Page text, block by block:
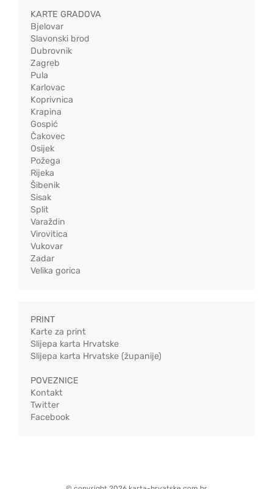
KARTE GRADOVA
Bjelovar
Slavonski brod
Dubrovnik
Zagreb
Pula
Karlovac
Koprivnica
Krapina
Gospić
Čakovec
Osijek
Požega
Rijeka
Šibenik
Sisak
Split
Varaždin
Virovitica
Vukovar
Zadar
Velika gorica
PRINT
Karte za print
Slijepa karta Hrvatske
Slijepa karta Hrvatske (županije)
POVEZNICE
Kontakt
Twitter
Facebook